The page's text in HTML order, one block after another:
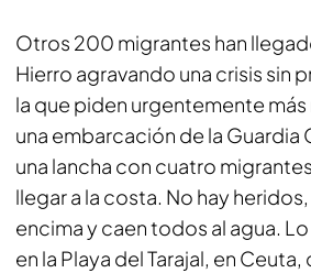
Otros 200 migrantes han
Hierro agravando una crisis sin
la que piden urgentemente más
una embarcación de la Guardia
una lancha con cuatro
llegar a la costa. No hay
encima y caen todos al agua.
en la Playa del Tarajal, en